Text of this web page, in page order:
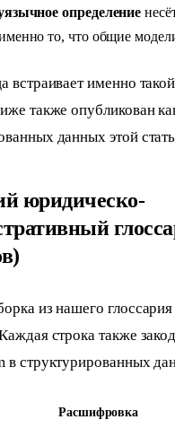
определение
то, что общие
встраивает именно
также опубликован
данных этой
юридическо-
из нашего
строка также
в структурированных
Расшифровка